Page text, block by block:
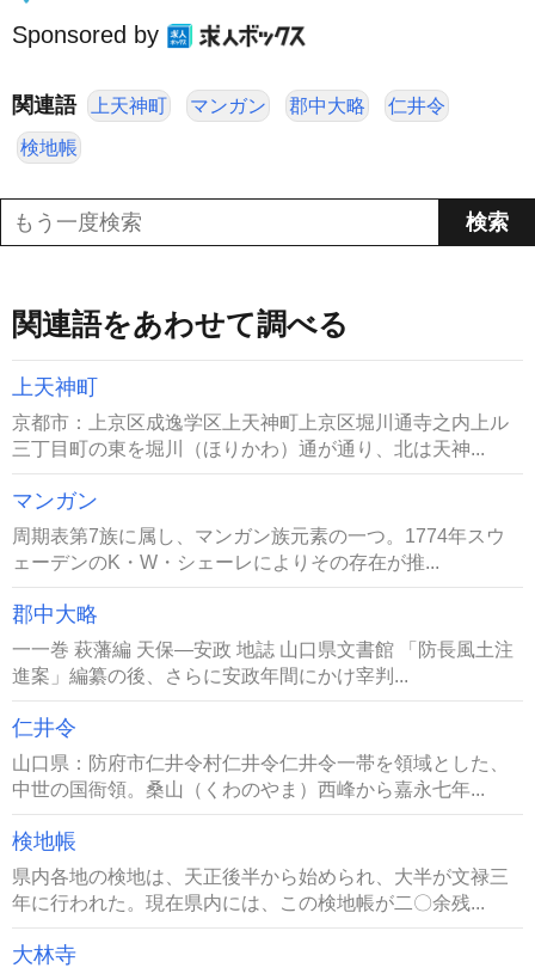
Sponsored by
関連語 上天神町 マンガン 郡中大略 仁井令
検地帳
関連語をあわせて調べる
上天神町
京都市：上京区成逸学区上天神町上京区堀川通寺之内上ル
三丁目町の東を堀川（ほりかわ）通が通り、北は天神...
マンガン
周期表第7族に属し、マンガン族元素の一つ。1774年スウ
ェーデンのK・W・シェーレによりその存在が推...
郡中大略
一一巻 萩藩編 天保―安政 地誌 山口県文書館 「防長風土注
進案」編纂の後、さらに安政年間にかけ宰判...
仁井令
山口県：防府市仁井令村仁井令仁井令一帯を領域とした、
中世の国衙領。桑山（くわのやま）西峰から嘉永七年...
検地帳
県内各地の検地は、天正後半から始められ、大半が文禄三
年に行われた。現在県内には、この検地帳が二〇余残...
大林寺